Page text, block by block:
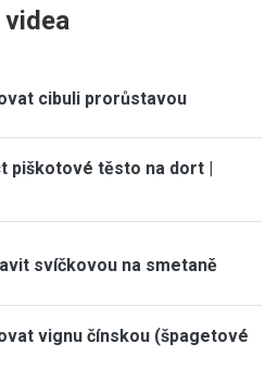
cibuli prorůstavou
piškotové těsto na dort |
svíčkovou na smetaně
vignu čínskou (špagetové